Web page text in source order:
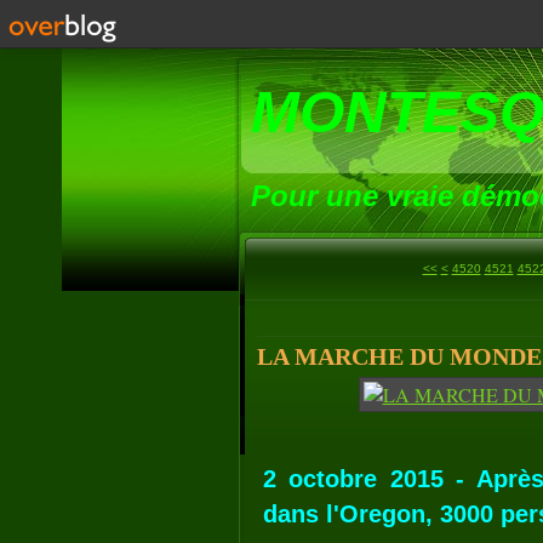
Pour une vraie
<< < 4500
4510
4520 4521
LA MARCHE DU MONDE
2 octobre 2015 -
dans l'Oregon, 3000